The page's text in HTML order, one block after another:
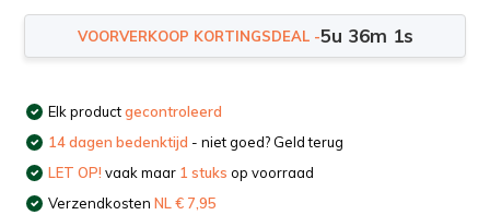
VOORVERKOOP KORTINGSDEAL -5u 36m 1s
Elk productgecontroleerd
14 dagen bedenktijd - niet goed? Geld terug
LET OP! vaak maar 1 stuks op voorraad
VerzendkostenNL € 7,95